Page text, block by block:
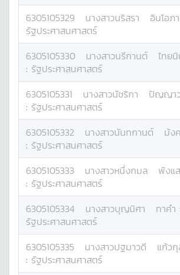
6305105329 นางสาวนริสรา อินโอภ
รัฐประศาสนศาสตร์
6305105330 นางสาวนรีกานต์
ไทย
: รัฐประศาสนศาสตร์
6305105331 นางสาวนัชริกา
ปัญญา
: รัฐประศาสนศาสตร์
6305105332 นางสาวนันทกานต์
มัง
: รัฐประศาสนศาสตร์
6305105333 นางสาวหนึ่งกมล
พังแ
: รัฐประศาสนศาสตร์
6305105334 นางสาวบุญนิศา ทาคำ :
รัฐประศาสนศาสตร์
6305105335 นางสาวปฐมาวดี
แก้ว
: รัฐประศาสนศาสตร์